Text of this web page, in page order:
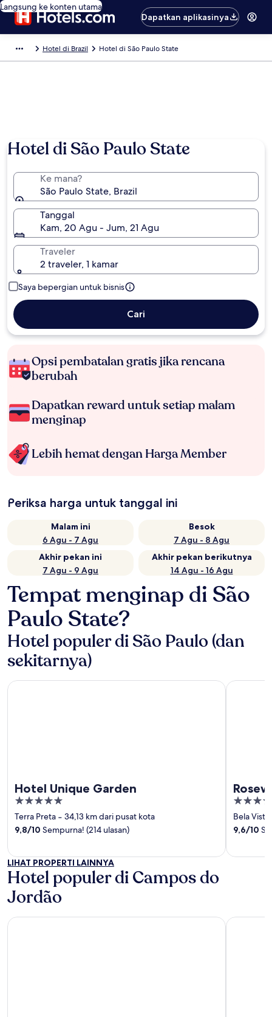
Langsung ke konten utama
Dapatkan aplikasinya
Hotel di Brazil Hotel di São Paulo State
Hotel di São Paulo State
Ke mana?
São Paulo State, Brazil
Tanggal
Kam, 20 Agu - Jum, 21 Agu
Traveler
2 traveler, 1 kamar
Saya bepergian untuk bisnis
Cari
Opsi pembatalan gratis jika rencana
berubah
Dapatkan reward untuk setiap malam
menginap
Lebih hemat dengan Harga Member
Periksa harga untuk tanggal ini
Malam ini
6 Agu - 7 Agu
Besok
7 Agu - 8 Agu
Akhir pekan ini
7 Agu - 9 Agu
Akhir pekan berikutnya
14 Agu - 16 Agu
Tempat menginap di São
Paulo State?
Hotel populer di São Paulo (dan
sekitarnya)
Hotel Unique Garden
5
out
of
Terra Preta ‐ 34,13 km dari pusat kota
9,8/10 Sempurna! (214 ulasan)
Hotel Unique Garden
5
out
of
Bela Vista
9,6/10
LIHAT PROPERTI LAINNYA
Hotel populer di Campos do
Jordão
Bendito Cacao Resort & Spa Hotel